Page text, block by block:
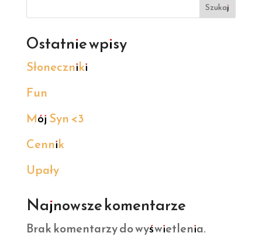
Szukaj
Ostatnie wpisy
Słoneczniki
Fun
Mój Syn <3
Cennik
Upały
Najnowsze komentarze
Brak komentarzy do wyświetlenia.